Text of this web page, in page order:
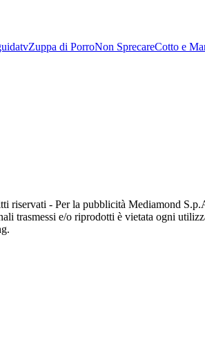
Zuppa di PorroNon SprecareCotto e
- Per la pubblicità Mediamond
trasmessi e/o riprodotti è vietata ogni